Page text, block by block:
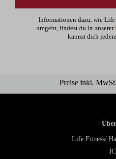
Informationen dazu, wie
umgeht, findest du in unserer
kannst dich
Preise inkl.
Life Fitness/